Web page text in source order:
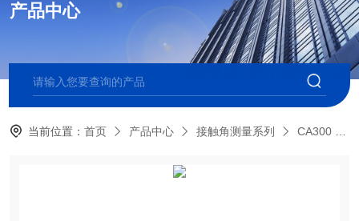
产品中心
当前位置：首页 产品中心 接触角测量系列 CA300 大平台接触角测量仪